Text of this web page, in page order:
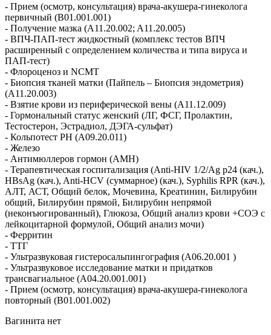
- Прием (осмотр, консультация) врача-акушера-гинеколога
первичный (B01.001.001)
- Получение мазка (A11.20.002; A11.20.005)
- ВПЧ-ПАП-тест жидкостный (комплекс тестов ВПЧ
расширенный с определением количества и типа вируса и
ПАП-тест)
- Флороценоз и NCMT
- Биопсия тканей матки (Пайпель – Биопсия эндометрия)
(A11.20.003)
- Взятие крови из периферической вены (A11.12.009)
- Гормональный статус женский (ЛГ, ФСГ, Пролактин,
Тестостерон, Эстрадиол, ДЭГА-сульфат)
- Кольпотест PH (A09.20.011)
- Железо
- Антимюллеров гормон (АМH)
- Терапевтическая госпитализация (Anti-HIV 1/2/Ag p24 (кач.),
HBsAg (кач.), Anti-HCV (суммарное) (кач.), Syphilis RPR (кач.),
АЛТ, АСТ, Общий белок, Мочевина, Креатинин, Билирубин
общий, Билирубин прямой, Билирубин непрямой
(неконъюгированный), Глюкоза, Общий анализ крови +СОЭ с
лейкоцитарной формулой, Общий анализ мочи)
- Ферритин
- ТТГ
- Ультразвуковая гистеросальпингография (A06.20.001 )
- Ультразвуковое исследование матки и придатков
трансвагиальное (A04.20.001.001)
- Прием (осмотр, консультация) врача-акушера-гинеколога
повторный (B01.001.002)
Вагинита нет